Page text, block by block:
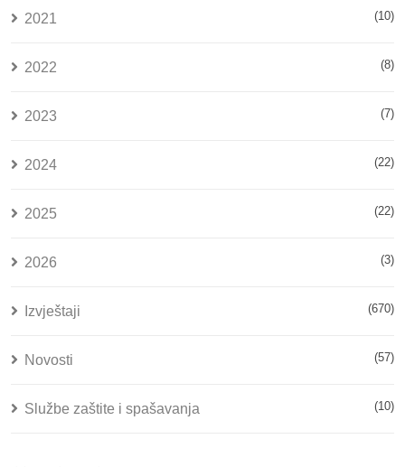
2021 (10)
2022 (8)
2023 (7)
2024 (22)
2025 (22)
2026 (3)
Izvještaji (670)
Novosti (57)
Službe zaštite i spašavanja (10)